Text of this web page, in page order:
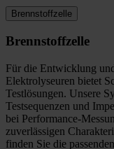
Brennstoffzelle
Brennstoffzelle
Für die Entwicklung
Elektrolyseuren bietet
Testlösungen. Unsere
Testsequenzen und
bei Performance-
zuverlässigen
finden Sie die